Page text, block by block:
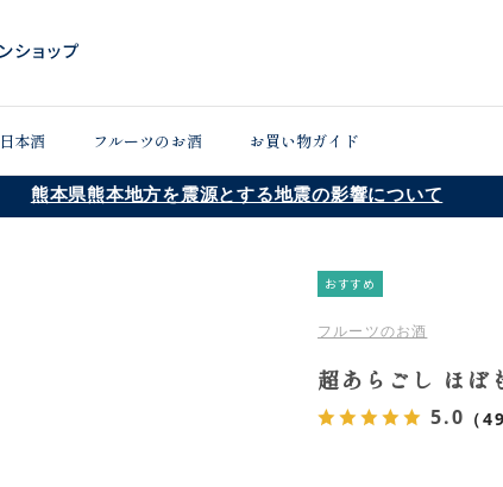
日本酒 フルーツのお酒 お買い物ガイド
熊本県熊本地方を震源とする地震の影響について
おすすめ
フルーツのお酒
超あらごし ほ
5.0 （